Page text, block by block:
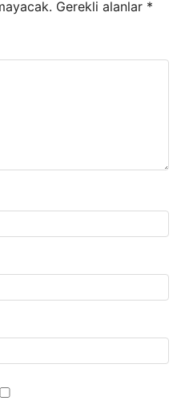
Gerekli alanlar *